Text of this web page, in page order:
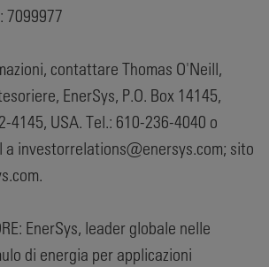
7099977
contattare Thomas O'Neill,
EnerSys, P.O. Box 14145,
4145, USA. Tel.: 610-236-4040 o
a investorrelations@enersys.com; sito
EnerSys, leader globale nelle
di energia per applicazioni